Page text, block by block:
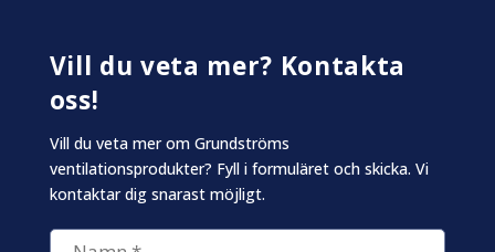
Vill du veta mer? Kontakta
oss!
Vill du veta mer om Grundströms
ventilationsprodukter? Fyll i formuläret och skicka. Vi
kontaktar dig snarast möjligt.